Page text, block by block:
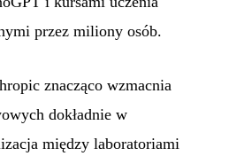
przez miliony osób.
znacząco wzmacnia
dokładnie w
między laboratoriami